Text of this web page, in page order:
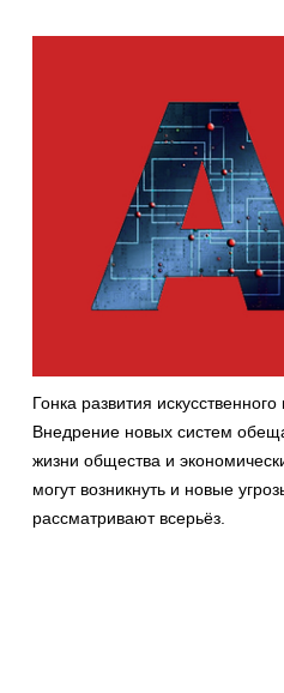
Гонка развития
Внедрение новых систем
жизни общества и
могут возникнуть и новые
рассматривают всерьёз.